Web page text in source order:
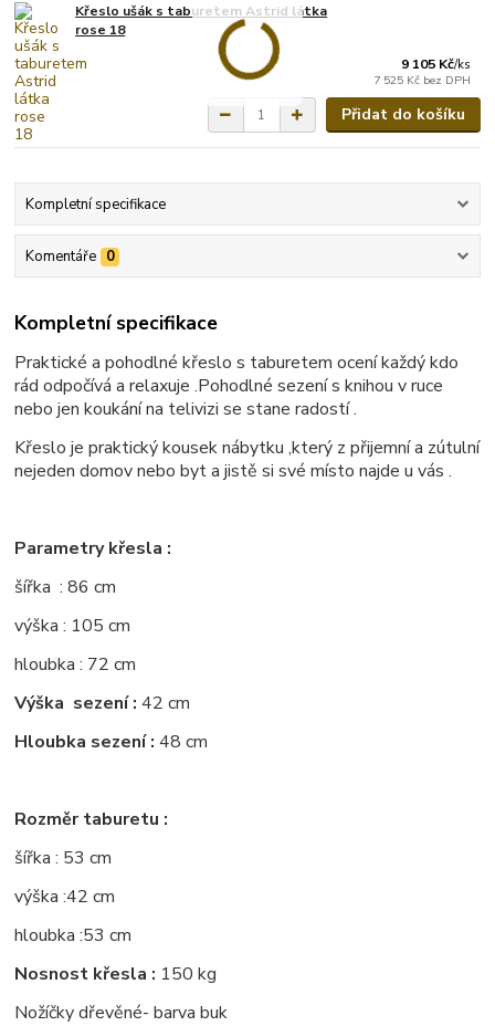
Křeslo ušák s taburetem Astrid látka
rose 18
9 105 Kč/ks
7 525 Kč bez DPH
Přidat do košíku
Kompletní specifikace
Komentáře 0
Kompletní specifikace
Praktické a pohodlné křeslo s taburetem ocení každý kdo
rád odpočívá a relaxuje .Pohodlné sezení s knihou v ruce
nebo jen koukání na telivizi se stane radostí .
Křeslo je praktický kousek nábytku ,který z přijemní a zútulní
nejeden domov nebo byt a jistě si své místo najde u vás .
Parametry křesla :
šířka : 86 cm
výška : 105 cm
hloubka : 72 cm
Výška sezení : 42 cm
Hloubka sezení : 48 cm
Rozměr taburetu :
šířka : 53 cm
výška :42 cm
hloubka :53 cm
Nosnost křesla : 150 kg
Nožíčky dřevěné- barva buk